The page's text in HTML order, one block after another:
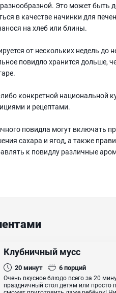
Это может быть
в качестве начинки для
на хлеб или блины.
от нескольких недель до
повидло хранится
конкретной национальной
и рецептами.
повидла могут включать
сахара и ягод, а также
к повидлу различные
Клубничный мусс
20минут 6порций
Очень вкусное блюдо всего за 20
праздничный стол детям или